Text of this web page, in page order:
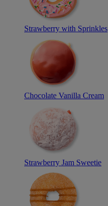
Strawberry with Sprinkles
Chocolate Vanilla Cream
Strawberry Jam Sweetie